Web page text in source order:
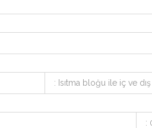
: Isıtma bloğu ile iç ve dış
: